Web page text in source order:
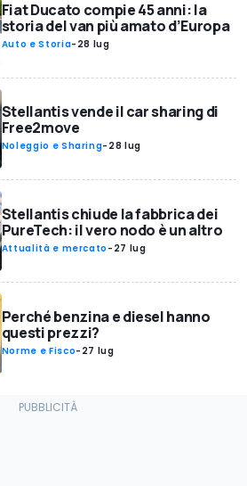
Fiat Ducato compie 45 anni: la
storia del van più amato d’Europa
Auto e Storia- 28 lug
Stellantis vende il car sharing di
Free2move
Noleggio e Sharing- 28 lug
Stellantis chiude la fabbrica dei
PureTech: il vero nodo è un altro
Attualità e mercato - 27 lug
Perché benzina e diesel hanno
questi prezzi?
Norme e Fisco- 27 lug